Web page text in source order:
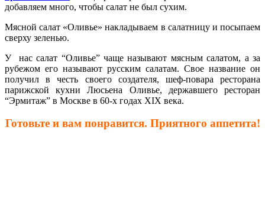
добавляем много, чтобы салат не был сухим.
Мясной салат «Оливье» накладываем в салатницу и посыпаем
сверху зеленью.
У нас салат “Оливье” чаще называют мясным салатом, а за
рубежом его называют русским салатам. Свое название он
получил в честь своего создателя, шеф-повара ресторана
парижской кухни Люсьена Оливье, державшего ресторан
“Эрмитаж” в Москве в 60-х годах XIX века.
Готовьте и вам понравится. Приятного аппетита!